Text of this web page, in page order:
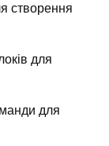
створення
для
для